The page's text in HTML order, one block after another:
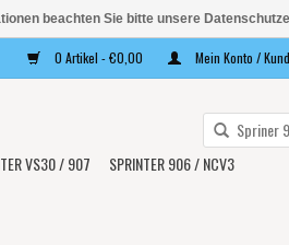
0 Artikel - €0,00 Mein Konto /
VS30 / 907
SPRINTER 906 / NCV3
beachten Sie bitte unsere